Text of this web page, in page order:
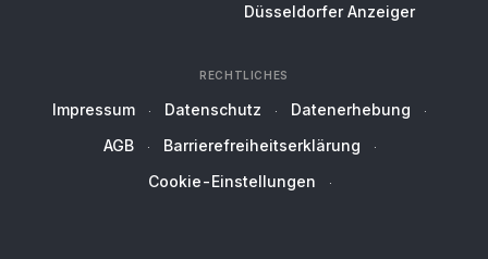
Düsseldorfer Anzeiger
RECHTLICHES
Impressum Datenschutz
Datenerhebung
AGB
Barrierefreiheitserklärung
Cookie-Einstellungen